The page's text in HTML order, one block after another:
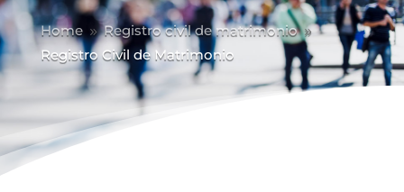
Home 9 Registro civil de matrimonio 9
Registro Civil de Matrimonio